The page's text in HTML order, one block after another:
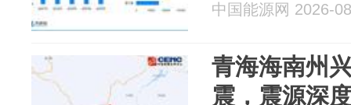
中国能源网 2026-
青海海南州
震，震源深